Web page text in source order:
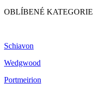
OBLÍBENÉ KATEGORIE
Schiavon
Wedgwood
Portmeirion